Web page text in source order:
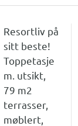
Resortliv på
sitt beste!
Toppetasje
m. utsikt,
79 m2
terrasser,
møblert,